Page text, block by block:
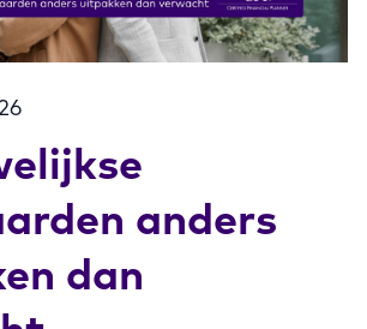
anders
dan